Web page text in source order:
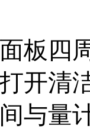
板四
开清
与量